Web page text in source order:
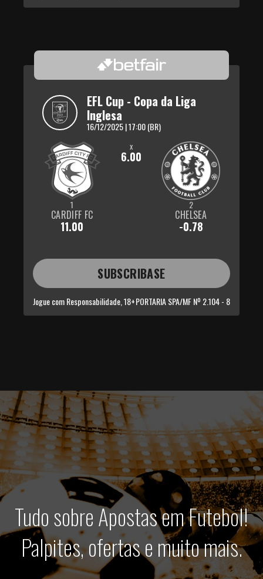
EFL Cup - Copa da Liga
Inglesa
16/12/2025 | 17:00 (BR)
1
CARDIFF FC
11.00
x
6.00
2
CHELSEA
-0.78
SUBSCRIBASE
Jogue com Responsabilidade, 18+PORTARIA SPA/MF Nº 2.104 - 8
Tudo sobre Apostas em Futebol!
Palpites, ofertas e muito mais.